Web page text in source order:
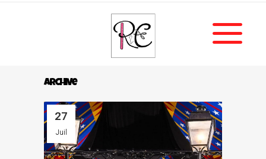
Archive
27
Juil